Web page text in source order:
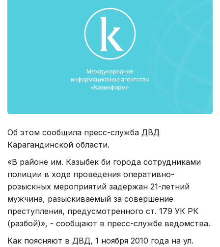
Об этом сообщила пресс-служба ДВД
Карагандинской области.
«В районе им. Казыбек би города сотрудниками
полиции в ходе проведения оперативно-
розыскных мероприятий задержан 21-летний
мужчина, разыскиваемый за совершение
преступления, предусмотренного ст. 179 УК РК
(разбой)», - сообщают в пресс-службе ведомства.
Как поясняют в ДВД, 1 ноября 2010 года на ул.